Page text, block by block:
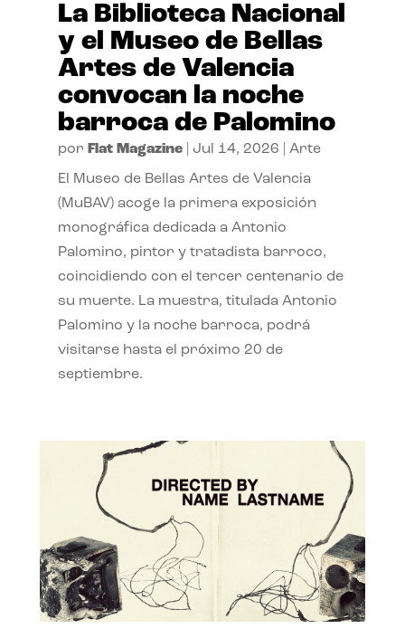
La Biblioteca Nacional
y el Museo de Bellas
Artes de Valencia
convocan la noche
barroca de Palomino
por Flat Magazine| Jul 14, 2026 Arte
El Museo de Bellas Artes de Valencia
(MuBAV) acoge la primera exposición
monográfica dedicada a Antonio
Palomino, pintor y tratadista barroco,
coincidiendo con el tercer centenario de
su muerte. La muestra, titulada Antonio
Palomino y la noche barroca, podrá
visitarse hasta el próximo 20 de
septiembre.